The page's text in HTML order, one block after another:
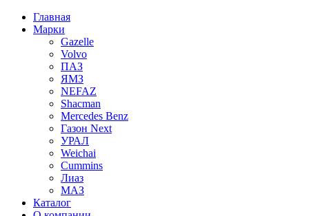
Главная
Марки
Gazelle
Volvo
ПАЗ
ЯМЗ
NEFAZ
Shacman
Mercedes Benz
Газон Next
УРАЛ
Weichai
Cummins
Лиаз
МАЗ
Каталог